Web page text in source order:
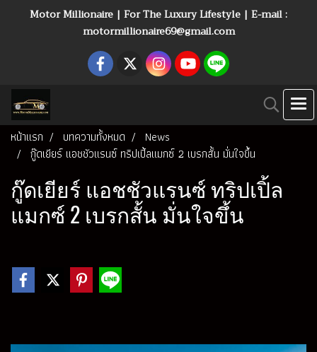
Motor Millionaire | For The Luxury Lifestyle | E-mail :
motormillionaire69@gmail.com
หน้าแรก บทความทั้งหมด
News
กู๊ดเยียร์ แอชชัวแรนซ์ ทริปเปิ้ลแมกซ์ 2 เบรกสั้น มั่นใจขึ้น
กู๊ดเยียร์ แอชชัวแรนซ์ ทริปเปิ้ล
แมกซ์ 2 เบรกสั้น มั่นใจขึ้น